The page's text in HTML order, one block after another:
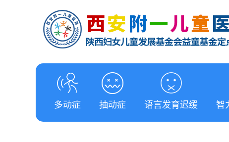
多动症 抽动症 语言发育迟缓 智